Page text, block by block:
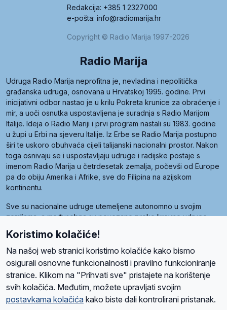
Redakcija: +385 1 2327000
e-pošta: info@radiomarija.hr
Copyright © Radio Marija 1997-2026
Radio Marija
Udruga Radio Marija neprofitna je, nevladina i nepolitička
građanska udruga, osnovana u Hrvatskoj 1995. godine. Prvi
inicijativni odbor nastao je u krilu Pokreta krunice za obraćenje i
mir, a uoči osnutka uspostavljena je suradnja s Radio Marijom
Italije. Ideja o Radio Mariji i prvi program nastali su 1983. godine
u župi u Erbi na sjeveru Italije. Iz Erbe se Radio Marija postupno
širi te uskoro obuhvaća cijeli talijanski nacionalni prostor. Nakon
toga osnivaju se i uspostavljaju udruge i radijske postaje s
imenom Radio Marija u četrdesetak zemalja, počevši od Europe
pa do obiju Amerika i Afrike, sve do Filipina na azijskom
kontinentu.
Sve su nacionalne udruge utemeljene autonomno u svojim
zemljama, a međusobna su povezane preko krovne udruge
Radio Maria). Svjetsku obitelj utemeljilo je sedam članica, među
kojima je i hrvatska Udruga Radio Marija.
O namaRadio ProgramVolonteriPrijateljiKontaktPravila privatnosti
Koristimo kolačiće!
Na našoj web stranici koristimo kolačiće kako bismo
osigurali osnovne funkcionalnosti i pravilno funkcioniranje
stranice. Klikom na "Prihvati sve" pristajete na korištenje
svih kolačića. Međutim, možete upravljati svojim
postavkama kolačića kako biste dali kontrolirani pristanak.